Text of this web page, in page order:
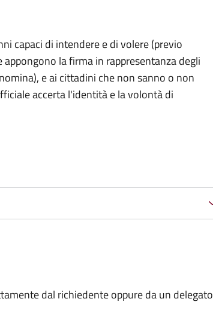
capaci di intendere e di volere (previo
la firma in rappresentanza degli
e ai cittadini che non sanno o non
accerta l'identità e la volontà di
dal richiedente oppure da un delegato